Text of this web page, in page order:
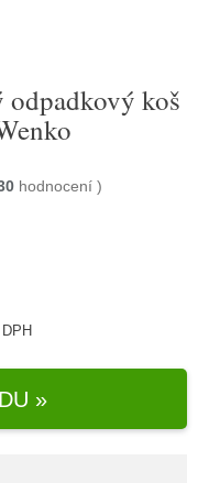
odpadkový koš
hodnocení )
»